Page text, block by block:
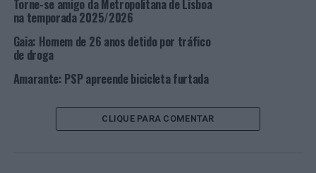
Os detidos foram presentes junto à Autoridade
Judiciária competente para serem ouvidos em 1º
Interrogatório Judicial, sendo-lhes aplicada a medidas
contactarem entre si e a proibição de frequentarem a
Torne-se amigo da Metropolitana de Lisboa
na temporada 2025/2026
Gaia: Homem de 26 anos detido por tráfico
de droga
Amarante: PSP apreende bicicleta furtada
CLIQUE PARA COMENTAR